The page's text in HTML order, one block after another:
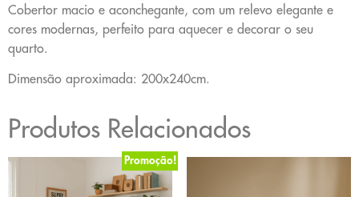
Cobertor macio e aconchegante, com um relevo elegante e
cores modernas, perfeito para aquecer e decorar o seu
quarto.
Dimensão aproximada: 200x240cm.
Produtos Relacionados
Promoção!